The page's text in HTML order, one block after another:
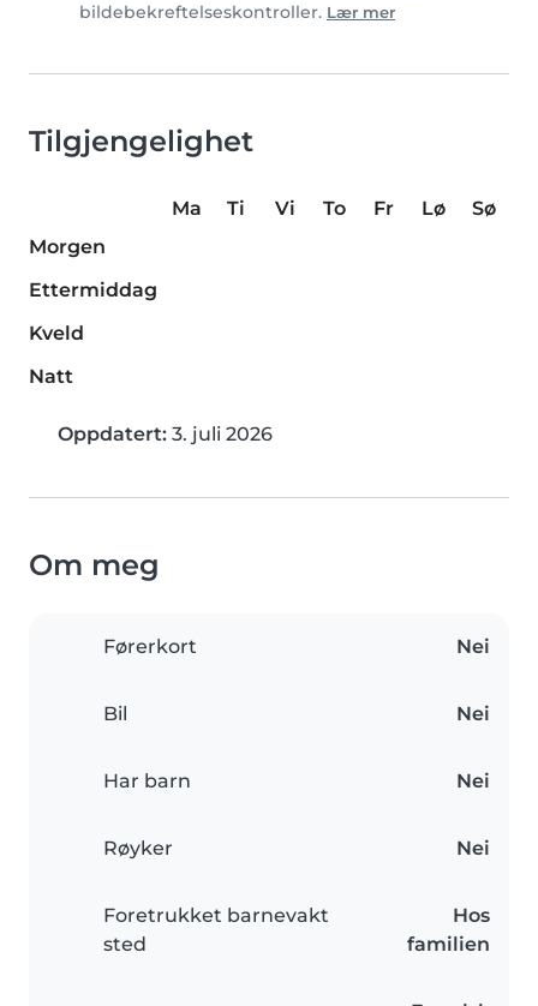
bildebekreftelseskontroller. Lær mer
Tilgjengelighet
Ma Ti Vi To Fr Lø
Sø
Morgen
Ettermiddag
Kveld
Natt
Oppdatert: 3. juli 2026
Om meg
Førerkort Nei
Bil Nei
Har barn Nei
Røyker Nei
Foretrukket barnevakt
sted
Hos
familien